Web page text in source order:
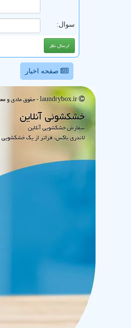
سوال:
صفحه اخبار
laundrybox.ir - حقوق مادی و معنوی سایت خشكشوئی آنلاین محفوظ است : 1395~1405
خشكشوئی آنلاین
سفارش خشکشویی آنلاین
لاندری باکس، فراتر از یک